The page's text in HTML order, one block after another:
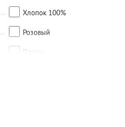
Хлопок 100%
Розовый
Панды